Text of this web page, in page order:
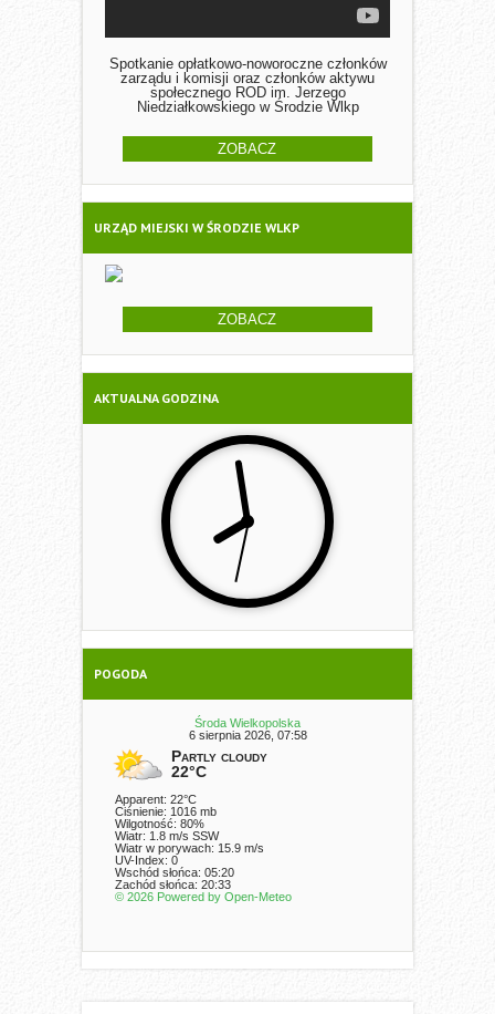
Spotkanie opłatkowo-noworoczne członków
zarządu i komisji oraz członków aktywu
społecznego ROD im. Jerzego
Niedziałkowskiego w Środzie Wlkp
ZOBACZ
URZĄD MIEJSKI W ŚRODZIE WLKP
ZOBACZ
AKTUALNA GODZINA
POGODA
Środa Wielkopolska
6 sierpnia 2026, 07:58
Partly cloudy
22°C
Apparent: 22°C
Ciśnienie: 1016 mb
Wilgotność: 80%
Wiatr: 1.8 m/s SSW
Wiatr w porywach: 15.9 m/s
UV-Index: 0
Wschód słońca: 05:20
Zachód słońca: 20:33
© 2026 Powered by Open-Meteo